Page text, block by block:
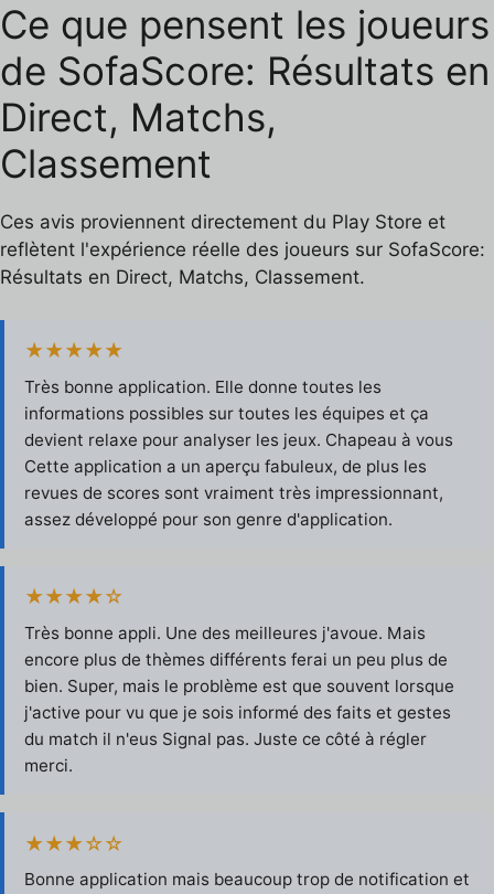
Ce que pensent les joueurs
de SofaScore: Résultats en
Direct, Matchs,
Classement
Ces avis proviennent directement du Play Store et
reflètent l'expérience réelle des joueurs sur SofaScore:
Résultats en Direct, Matchs, Classement.
★★★★★
Très bonne application. Elle donne toutes les
informations possibles sur toutes les équipes et ça
devient relaxe pour analyser les jeux. Chapeau à vous
Cette application a un aperçu fabuleux, de plus les
revues de scores sont vraiment très impressionnant,
assez développé pour son genre d'application.
★★★★☆
Très bonne appli. Une des meilleures j'avoue. Mais
encore plus de thèmes différents ferai un peu plus de
bien. Super, mais le problème est que souvent lorsque
j'active pour vu que je sois informé des faits et gestes
du match il n'eus Signal pas. Juste ce côté à régler
merci.
★★★☆☆
Bonne application mais beaucoup trop de notification et